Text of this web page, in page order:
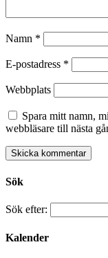
Namn *
E-postadress *
Webbplats
Spara mitt namn,
webbläsare till nästa
Sök
Sök efter:
Kalender